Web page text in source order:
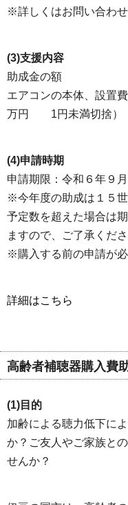
※詳しくはお問い合わせ
(3)支援内容
助成金の額
エアコンの本体、設置
万円 1円未満切捨）
(4)申請時期
申請期限：令和６年９
※今年度の助成は１５世
予定数を超えた場合は
ますので、ご了承くださ
※購入する前の申請が
詳細はこちら
高齢者補聴器購入費
(1)目的
加齢による聴力低下に
か？ご友人やご家族と
せんか？